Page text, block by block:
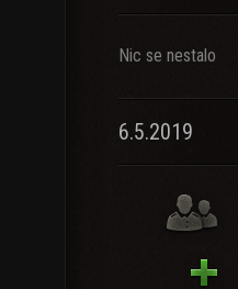
Nic se nestalo
6.5.2019